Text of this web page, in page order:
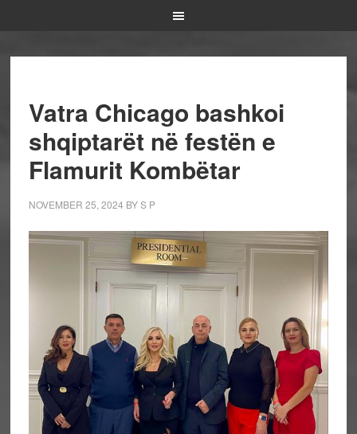
Vatra Chicago bashkoi
shqiptarët në festën e
Flamurit Kombëtar
NOVEMBER 25, 2024 BYS P